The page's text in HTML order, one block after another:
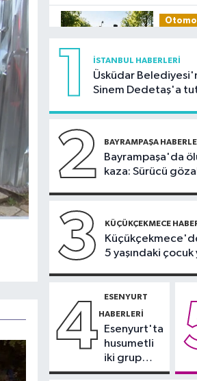
nesil
Güncel
Spor
18:59Hamza Yerlikaya:
2028
büyük
18:44Kireçburnu Sahili
Antalya
1 İSTANBUL HABERLERI
Üsküdar
Sinem Dedetaş'a
2 BAYRAMPAŞA
Bayrampaşa'da
kaza: Sürücü
3 KÜÇÜKÇEKMECE
5 yaşındaki
4 ESENYURT
HABERLERI
Esenyurt'ta
husumetli
iki grup
arasında